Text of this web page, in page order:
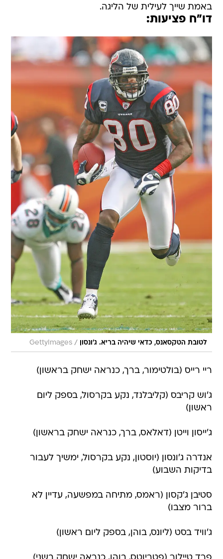
באמת שייך לעילית של הליגה.
דו"ח פציעות:
לטובת הטקסאנס, כדאי שיהיה בריא. ג'ונסון /
GettyImages
ריי רייס (בולטימור, ברך, כנראה ישחק בראשון)
ג'וש קריבס (קליבלנד, נקע בקרסול, בספק ליום
ראשון)
ג'ייסון וייטן (דאלאס, ברך, כנראה ישחק בראשון)
אנדרה ג'ונסון (יוסטון, נקע בקרסול, ימשיך לעבור
בדיקות השבוע)
סטיבן ג'קסון (ראמס, מתיחה במפשעה, עדיין לא
ברור מצבו)
ג'וויד בסט (ליונס, בוהן, בספק ליום ראשון)